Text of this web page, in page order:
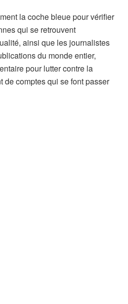
la coche bleue pour vérifier
qui se retrouvent
ainsi que les journalistes
du monde entier,
pour lutter contre la
de comptes qui se font passer